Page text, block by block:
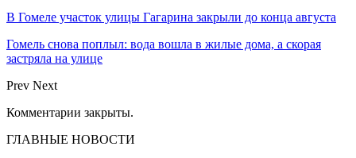
В Гомеле участок улицы Гагарина закрыли до конца августа
Гомель снова поплыл: вода вошла в жилые дома, а скорая
застряла на улице
Prev Next
Комментарии закрыты.
ГЛАВНЫЕ НОВОСТИ